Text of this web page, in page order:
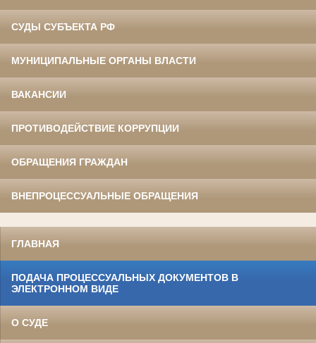
СУДЫ СУБЪЕКТА РФ
МУНИЦИПАЛЬНЫЕ ОРГАНЫ ВЛАСТИ
ВАКАНСИИ
ПРОТИВОДЕЙСТВИЕ КОРРУПЦИИ
ОБРАЩЕНИЯ ГРАЖДАН
ВНЕПРОЦЕССУАЛЬНЫЕ ОБРАЩЕНИЯ
ГЛАВНАЯ
ПОДАЧА ПРОЦЕССУАЛЬНЫХ ДОКУМЕНТОВ В
ЭЛЕКТРОННОМ ВИДЕ
О СУДЕ